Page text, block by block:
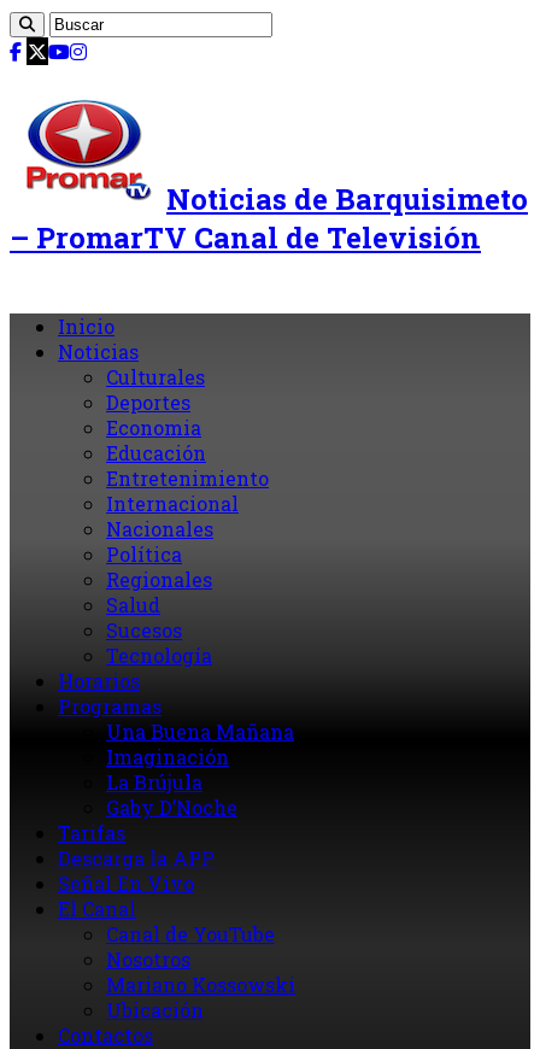
Noticias de Barquisimeto
– PromarTV Canal de Televisión
Inicio
Noticias
Culturales
Deportes
Economia
Educación
Entretenimiento
Internacional
Nacionales
Política
Regionales
Salud
Sucesos
Tecnología
Horarios
Programas
Una Buena Mañana
Imaginación
La Brújula
Gaby D’Noche
Tarifas
Descarga la APP
Señal En Vivo
El Canal
Canal de YouTube
Nosotros
Mariano Kossowski
Ubicación
Contactos